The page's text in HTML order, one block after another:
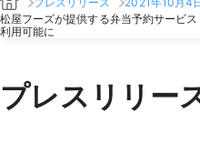
松屋フーズが提供する弁当予約サービ
利用可能に
プレスリリー